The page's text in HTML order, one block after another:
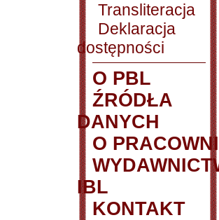
Transliteracja
Deklaracja
dostępności
O PBL
ŹRÓDŁA
DANYCH
O PRACOWNI
IBL
KONTAKT